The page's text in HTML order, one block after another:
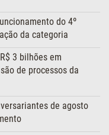
do 4º
da categoria
3 bilhões em
de processos da
de agosto